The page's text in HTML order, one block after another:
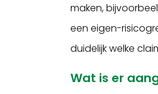
maken,
een eigen-
duidelijk welke
Wat is er